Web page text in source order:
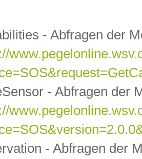
- Abfragen der
- Abfragen der
- Abfragen der